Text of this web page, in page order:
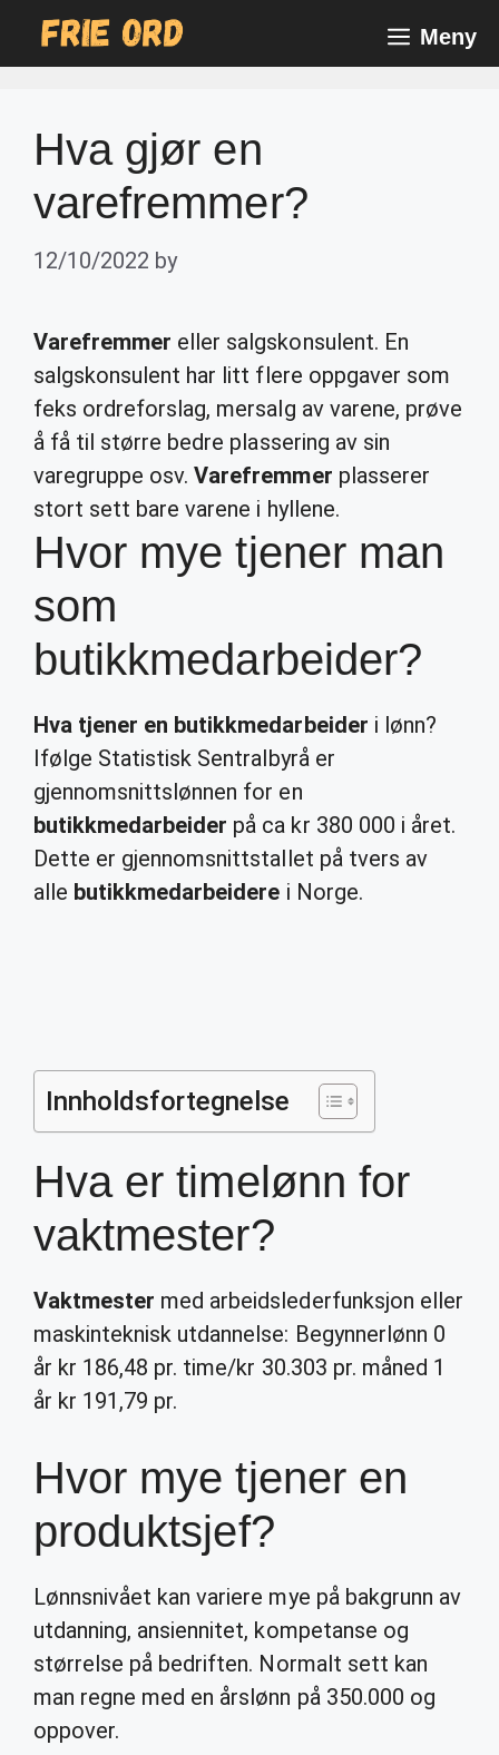
Meny
Hva gjør en
varefremmer?
12/10/2022 by
Varefremmer eller salgskonsulent. En
salgskonsulent har litt flere oppgaver som
feks ordreforslag, mersalg av varene, prøve
å få til større bedre plassering av sin
varegruppe osv.Varefremmer plasserer
stort sett bare varene i hyllene.
Hvor mye tjener man
som
butikkmedarbeider?
Hva tjener en butikkmedarbeider i lønn?
Ifølge Statistisk Sentralbyrå er
gjennomsnittslønnen for en
butikkmedarbeider på ca kr 380 000 i året.
Dette er gjennomsnittstallet på tvers av
alle butikkmedarbeidere i Norge.
Innholdsfortegnelse
Hva er timelønn for
vaktmester?
Vaktmester med arbeidslederfunksjon eller
maskinteknisk utdannelse: Begynnerlønn 0
år kr 186,48 pr. time/kr 30.303 pr. måned 1
år kr 191,79 pr.
Hvor mye tjener en
produktsjef?
Lønnsnivået kan variere mye på bakgrunn av
utdanning, ansiennitet, kompetanse og
størrelse på bedriften. Normalt sett kan
man regne med en årslønn på 350.000 og
oppover.